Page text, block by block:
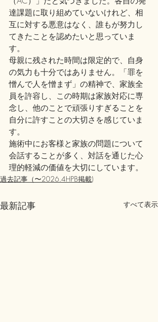
達課題に取り組めていないけれど、相
互に対する悪意はなく、誰もが努力し
てきたことを認めたいと思っていま
す。
母親に残された時間は限定的で、自身
の気力も十分ではありません。「罪を
憎んで人を憎まず」の精神で、家族全
員を許容し、この時期は家族対応に専
念し、他のことで頑張りすぎることを
自分に許すことの大切さを感じていま
す。
施術中にお客様と家族の問題について
会話することが多く、対話を通じた心
理的軽減の価値を大切にしています。
過去記事（〜2026.4HPB掲載)
最新記事 すべて表示